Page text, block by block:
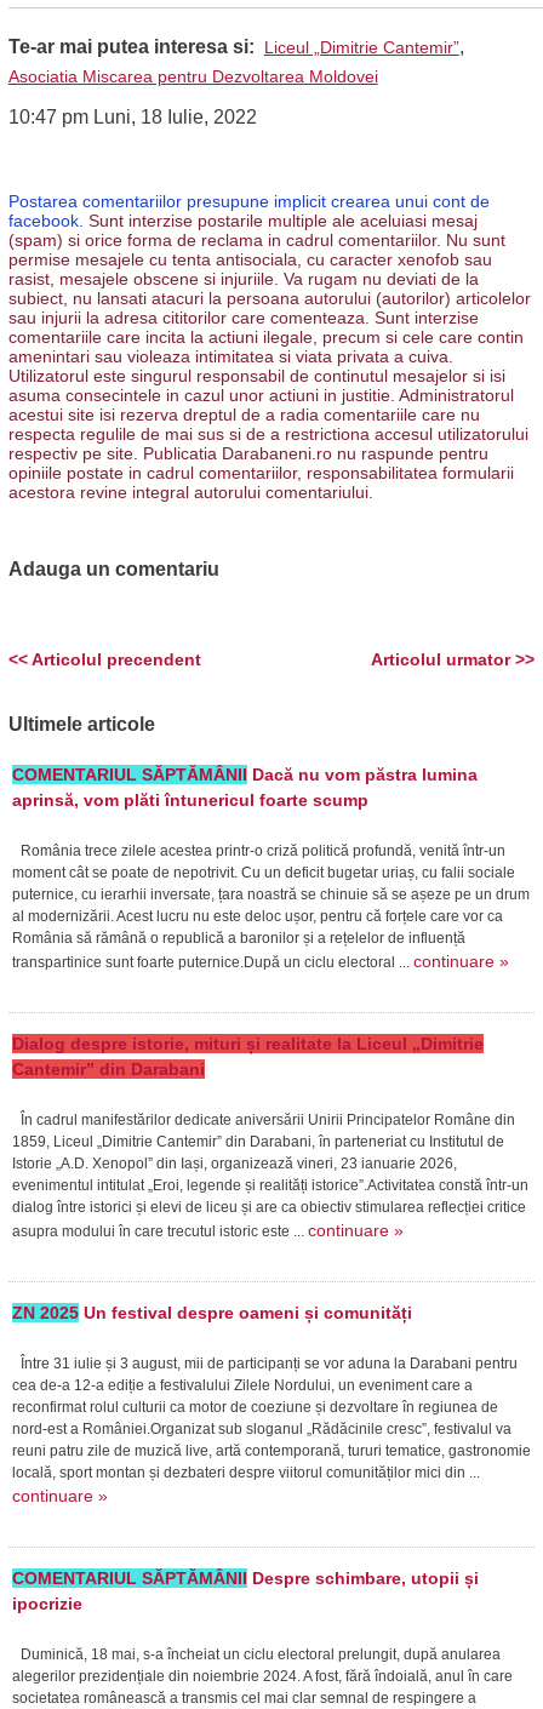
Te-ar mai putea interesa si: Liceul „Dimitrie Cantemir”,
Asociatia Miscarea pentru Dezvoltarea Moldovei
10:47 pm Luni, 18 Iulie, 2022
Postarea comentariilor presupune implicit crearea unui cont de
facebook. Sunt interzise postarile multiple ale aceluiasi mesaj
(spam) si orice forma de reclama in cadrul comentariilor. Nu sunt
permise mesajele cu tenta antisociala, cu caracter xenofob sau
rasist, mesajele obscene si injuriile. Va rugam nu deviati de la
subiect, nu lansati atacuri la persoana autorului (autorilor) articolelor
sau injurii la adresa cititorilor care comenteaza. Sunt interzise
comentariile care incita la actiuni ilegale, precum si cele care contin
amenintari sau violeaza intimitatea si viata privata a cuiva.
Utilizatorul este singurul responsabil de continutul mesajelor si isi
asuma consecintele in cazul unor actiuni in justitie. Administratorul
acestui site isi rezerva dreptul de a radia comentariile care nu
respecta regulile de mai sus si de a restrictiona accesul utilizatorului
respectiv pe site. Publicatia Darabaneni.ro nu raspunde pentru
opiniile postate in cadrul comentariilor, responsabilitatea formularii
acestora revine integral autorului comentariului.
Adauga un comentariu
Articolul urmator >>
<< Articolul precendent
Ultimele articole
COMENTARIUL SĂPTĂMÂNII Dacă nu vom păstra lumina
aprinsă, vom plăti întunericul foarte scump
România trece zilele acestea printr-o criză politică profundă, venită într-un
moment cât se poate de nepotrivit. Cu un deficit bugetar uriaș, cu falii sociale
puternice, cu ierarhii inversate, țara noastră se chinuie să se așeze pe un drum
al modernizării. Acest lucru nu este deloc ușor, pentru că forțele care vor ca
România să rămână o republică a baronilor și a rețelelor de influență
transpartinice sunt foarte puternice.După un ciclu electoral ... continuare »
Dialog despre istorie, mituri și realitate la Liceul „Dimitrie
Cantemir” din Darabani
În cadrul manifestărilor dedicate aniversării Unirii Principatelor Române din
1859, Liceul „Dimitrie Cantemir” din Darabani, în parteneriat cu Institutul de
Istorie „A.D. Xenopol” din Iași, organizează vineri, 23 ianuarie 2026,
evenimentul intitulat „Eroi, legende și realități istorice”.Activitatea constă într-un
dialog între istorici și elevi de liceu și are ca obiectiv stimularea reflecției critice
asupra modului în care trecutul istoric este ... continuare »
ZN 2025Un festival despre oameni și comunități
Între 31 iulie și 3 august, mii de participanți se vor aduna la Darabani pentru
cea de-a 12-a ediție a festivalului Zilele Nordului, un eveniment care a
reconfirmat rolul culturii ca motor de coeziune și dezvoltare în regiunea de
nord-est a României.Organizat sub sloganul „Rădăcinile cresc”, festivalul va
reuni patru zile de muzică live, artă contemporană, tururi tematice, gastronomie
locală, sport montan și dezbateri despre viitorul comunităților mici din ...
continuare »
COMENTARIUL SĂPTĂMÂNII Despre schimbare, utopii și
ipocrizie
Duminică, 18 mai, s-a încheiat un ciclu electoral prelungit, după anularea
alegerilor prezidențiale din noiembrie 2024. A fost, fără îndoială, anul în care
societatea românească a transmis cel mai clar semnal de respingere a